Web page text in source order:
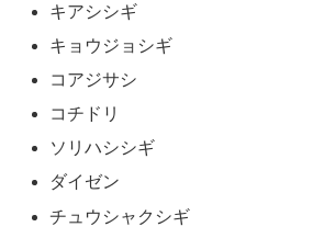
キアシシギ
キョウジョシギ
コアジサシ
コチドリ
ソリハシシギ
ダイゼン
チュウシャクシギ